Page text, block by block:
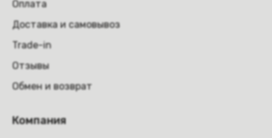
Оплата
Доставка и самовывоз
Trade-in
Отзывы
Обмен и возврат
Компания